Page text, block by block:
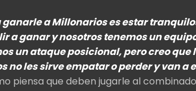
a Millonarios es estar
a ganar y nosotros tenemos un
un ataque posicional, pero creo que
no les sirve empatar o perder y van a
piensa que deben jugarle al combinado